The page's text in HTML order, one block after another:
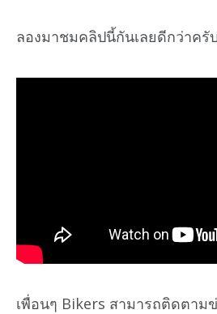
ลองมาชมคลิปนี้กันเลยดีกว่าครับ
เพื่อนๆ Bikers สามารถติดตาม